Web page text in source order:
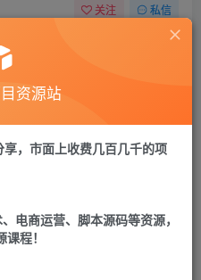
关注 私信
，简单易懂【素材+教程】
宝币 19.9
买
资源站
，市面上收费几百几千的项
电商运营、脚本源码等资源，
程！